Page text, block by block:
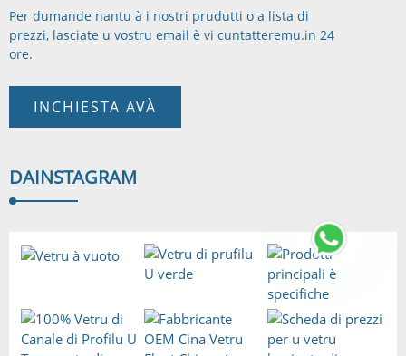
Per dumande nantu à i nostri prudutti o a lista di
prezzi, lasciate u vostru email è vi cuntatteremu.in 24
ore.
INCHIESTA AVÀ
DAINSTAGRAM